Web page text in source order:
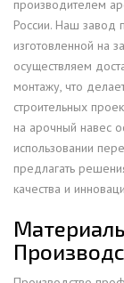
производителем
России. Наш завод
изготовленной на
осуществляем
монтажу, что
строительных
на арочный навес
использовании
предлагать
качества и